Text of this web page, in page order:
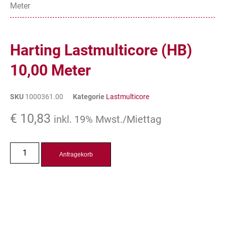
Meter
Harting Lastmulticore (HB)
10,00 Meter
SKU 1000361.00 Kategorie Lastmulticore
€ 10,83 inkl. 19% Mwst./Miettag
Anfragekorb